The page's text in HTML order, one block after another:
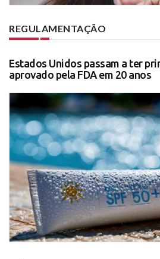
REGULAMENTAÇÃO
Estados Unidos passam a ter
aprovado pela FDA em 20 anos